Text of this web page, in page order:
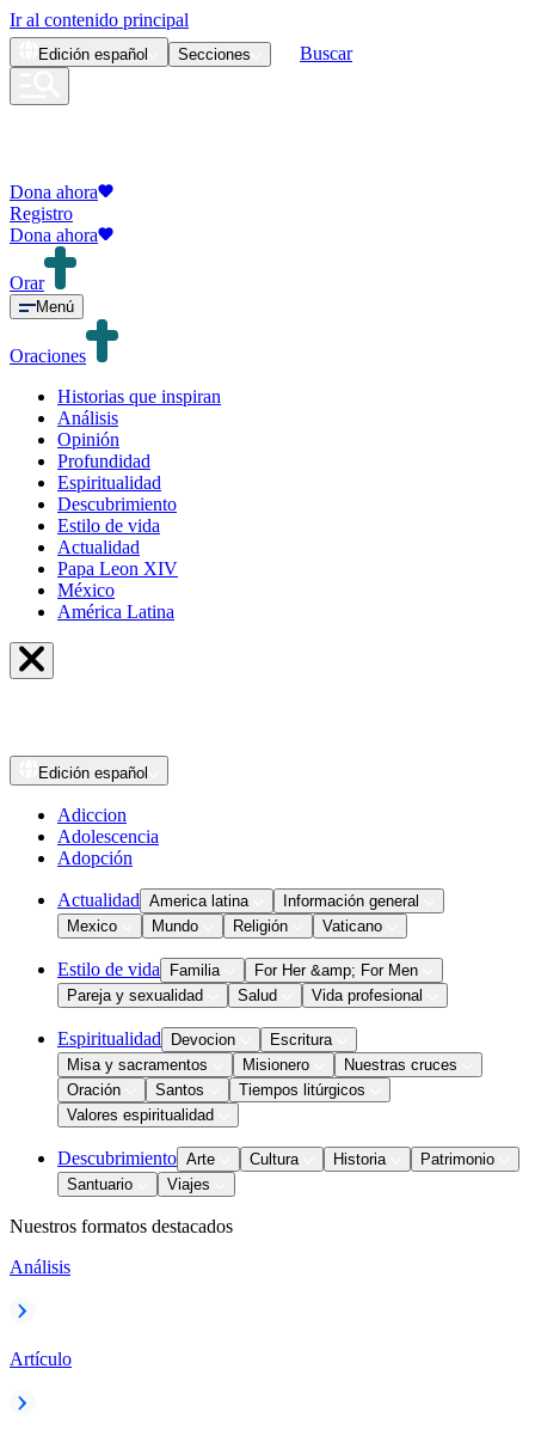
Ir al contenido principal
Edición español Secciones Buscar
Dona ahora
Registro
Dona ahora
Orar
Menú
Oraciones
Historias que inspiran
Análisis
Opinión
Profundidad
Espiritualidad
Descubrimiento
Estilo de vida
Actualidad
Papa Leon XIV
México
América Latina
Edición español
Adiccion
Adolescencia
Adopción
Actualidad America latina
Información general
Mexico
Mundo Religión Vaticano
Estilo de vida Familia
For Her &amp; For Men
Pareja y sexualidad
Salud Vida profesional
Espiritualidad Devocion
Escritura
Misa y sacramentos
Misionero
Nuestras cruces
Oración
Santos
Tiempos litúrgicos
Valores espiritualidad
Descubrimiento Arte Cultura Historia
Patrimonio
Santuario
Viajes
Nuestros formatos destacados
Análisis
Artículo